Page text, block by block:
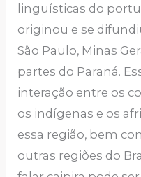
linguísticas do
originou e se
São Paulo, Minas
partes do Paraná.
interação entre os
os indígenas e os
essa região, bem
outras regiões do